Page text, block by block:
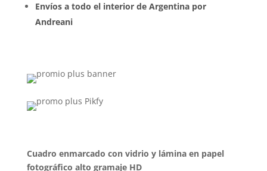
Envíos a todo el interior de Argentina por
Andreani
Cuadro enmarcado con vidrio y lámina en papel
fotográfico alto gramaje HD